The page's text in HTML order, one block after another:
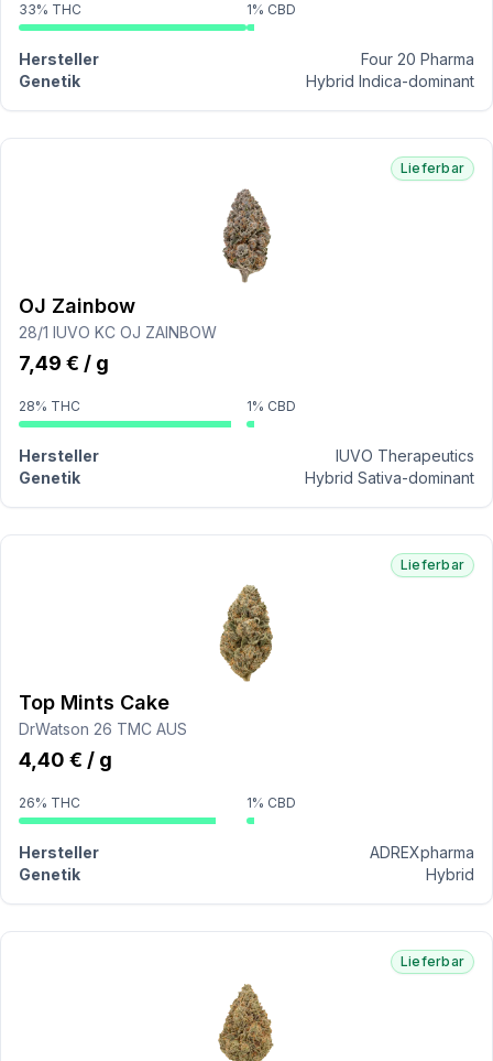
33% THC 1% CBD
Hersteller
Four 20 Pharma
Genetik
Hybrid Indica-dominant
Lieferbar
OJ Zainbow
28/1 IUVO KC OJ ZAINBOW
7,49 € / g
28% THC 1% CBD
Hersteller
IUVO Therapeutics
Genetik
Hybrid Sativa-dominant
Lieferbar
Top Mints Cake
DrWatson 26 TMC AUS
4,40 € / g
26% THC 1% CBD
Hersteller
ADREXpharma
Genetik
Hybrid
Lieferbar